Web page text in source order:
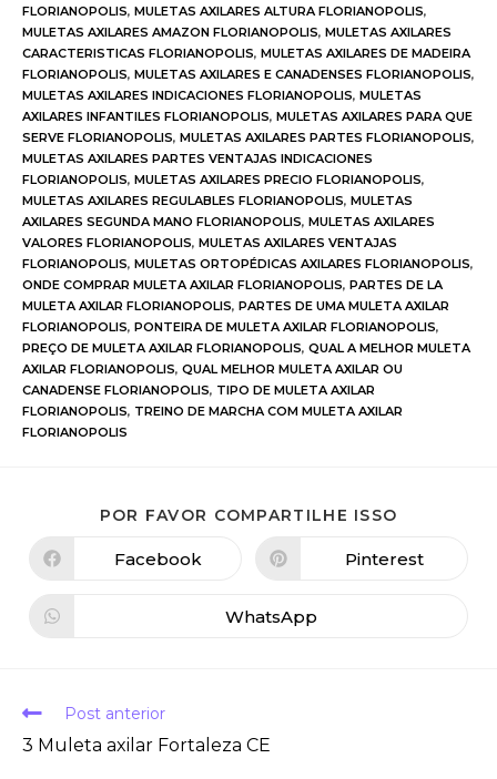
FLORIANOPOLIS, MULETAS AXILARES ALTURA FLORIANOPOLIS,
MULETAS AXILARES AMAZON FLORIANOPOLIS, MULETAS AXILARES
CARACTERISTICAS FLORIANOPOLIS, MULETAS AXILARES DE MADEIRA
FLORIANOPOLIS, MULETAS AXILARES E CANADENSES FLORIANOPOLIS,
MULETAS AXILARES INDICACIONES FLORIANOPOLIS, MULETAS
AXILARES INFANTILES FLORIANOPOLIS, MULETAS AXILARES PARA QUE
SERVE FLORIANOPOLIS, MULETAS AXILARES PARTES FLORIANOPOLIS,
MULETAS AXILARES PARTES VENTAJAS INDICACIONES
FLORIANOPOLIS, MULETAS AXILARES PRECIO FLORIANOPOLIS,
MULETAS AXILARES REGULABLES FLORIANOPOLIS, MULETAS
AXILARES SEGUNDA MANO FLORIANOPOLIS, MULETAS AXILARES
VALORES FLORIANOPOLIS, MULETAS AXILARES VENTAJAS
FLORIANOPOLIS, MULETAS ORTOPÉDICAS AXILARES FLORIANOPOLIS,
ONDE COMPRAR MULETA AXILAR FLORIANOPOLIS, PARTES DE LA
MULETA AXILAR FLORIANOPOLIS, PARTES DE UMA MULETA AXILAR
FLORIANOPOLIS, PONTEIRA DE MULETA AXILAR FLORIANOPOLIS,
PREÇO DE MULETA AXILAR FLORIANOPOLIS, QUAL A MELHOR MULETA
AXILAR FLORIANOPOLIS, QUAL MELHOR MULETA AXILAR OU
CANADENSE FLORIANOPOLIS, TIPO DE MULETA AXILAR
FLORIANOPOLIS, TREINO DE MARCHA COM MULETA AXILAR
FLORIANOPOLIS
POR FAVOR COMPARTILHE ISSO
Facebook Pinterest
WhatsApp
Post anterior
3 Muleta axilar Fortaleza CE